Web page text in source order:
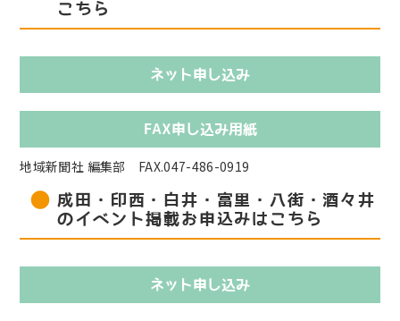
こちら
ネット申し込み
FAX申し込み用紙
地域新聞社 編集部 FAX.047-486-0919
成田・印西・白井・富里・八街・酒々井
のイベント掲載お申込みはこちら
ネット申し込み